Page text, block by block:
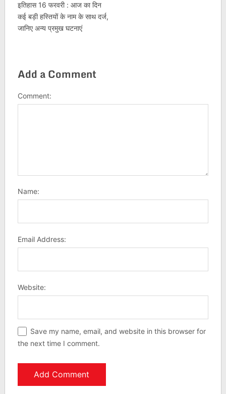
इतिहास 16 फरवरी : आज का दिन
कई बड़ी हस्तियों के नाम के साथ दर्ज,
जानिए अन्य प्रमुख घटनाएं
Add a Comment
Comment:
Name:
Email Address:
Website:
Save my name, email, and website in this browser for
the next time I comment.